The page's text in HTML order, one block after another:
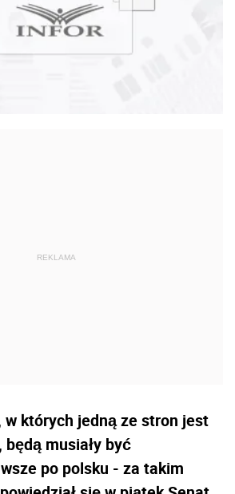
w których jedną ze stron jest
musiały być
po polsku - za takim